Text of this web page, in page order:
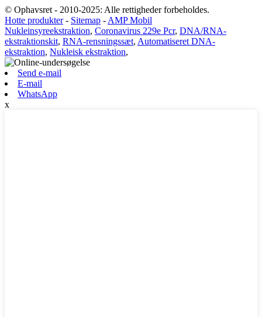
© Ophavsret - 2010-2025: Alle rettigheder forbeholdes.
Hotte produkter- Sitemap - AMP Mobil
Nukleinsyreekstraktion, Coronavirus 229e Pcr, DNA/RNA-
ekstraktionskit, RNA-rensningssæt, Automatiseret DNA-
ekstraktion, Nukleisk ekstraktion,
Send e-mail
E-mail
WhatsApp
x